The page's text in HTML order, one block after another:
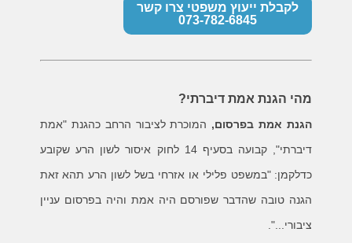
לקבלת ייעוץ משפטי צרו קשר
073-782-6845
מהי הגנת אמת דיברתי?
הגנת אמת בפרסום, המוכרת לציבור הרחב כהגנת "אמת
דיברתי", קבועה בסעיף 14 לחוק איסור לשון הרע שקובע
כדלקמן: "במשפט פלילי או אזרחי בשל לשון הרע תהא זאת
הגנה טובה שהדבר שפורסם היה אמת והיה בפרסום עניין
ציבורי...".